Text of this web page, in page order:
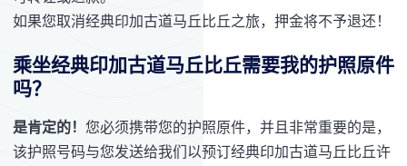
如果您取消经典印加古道马丘比丘之旅，押金将不予退还！
乘坐经典印加古道马丘比丘需要我的护照原件
吗？
是肯定的！ 您必须携带您的护照原件，并且非常重要的是，
该护照号码与您发送给我们以预订经典印加古道马丘比丘许